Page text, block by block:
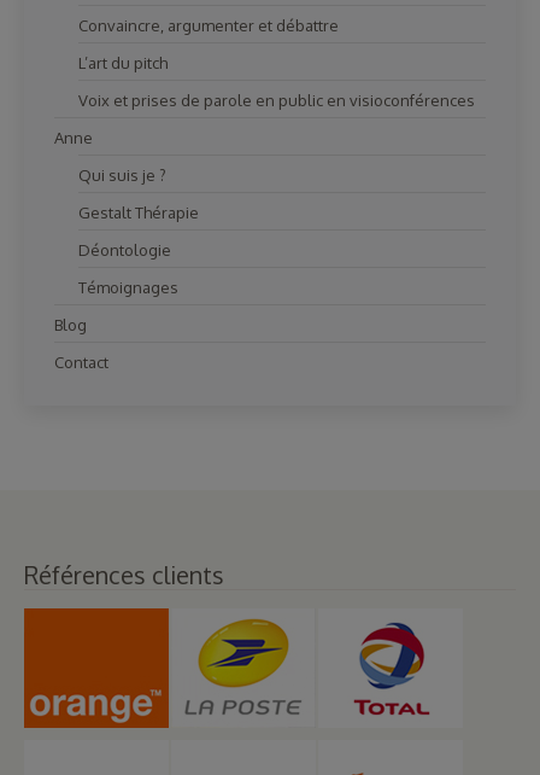
Convaincre, argumenter et débattre
L’art du pitch
Voix et prises de parole en public en visioconférences
Anne
Qui suis je ?
Gestalt Thérapie
Déontologie
Témoignages
Blog
Contact
Références clients